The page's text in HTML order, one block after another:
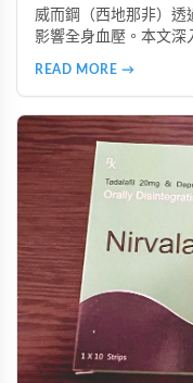
威而鋼（西地那非）透
影響全身血壓。本文深
在兼顧安全的前提下提
READ MORE →